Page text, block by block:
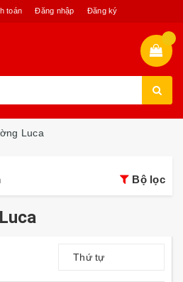
toán Đăng nhập Đăng ký
Luca
Bộ lọc
Thứ tự